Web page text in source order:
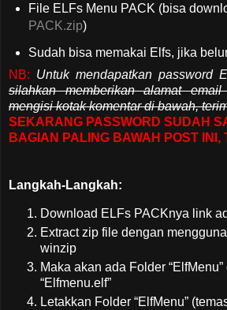
File ELFs Menu PACK (bisa
PACK.zip)
Sudah bisa memakai Elfs, jika
NB: Untuk mendapatkan password
silahkan memberikan alamat
mengisi kotak komentar di bawah,
SEKARANG PASSWORD SUDAH
BAGIAN PALING BAWAH POST INI,
Langkah-Langkah:
Download ELFs PACKnya link
Extract zip file dengan
winzip
Maka akan ada Folder
“Elfmenu.elf”
Letakkan Folder “ElfMenu”